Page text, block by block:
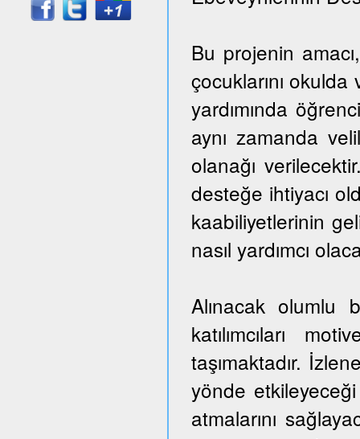
Bu projenin
çocuklarını
yardımında
aynı zamanda
olanağı
desteğe ihtiyacı
kaabiliyetlerinin
nasıl yardımcı
Alınacak olumlu
katılımcıları
taşımaktadır.
yönde
atmalarını